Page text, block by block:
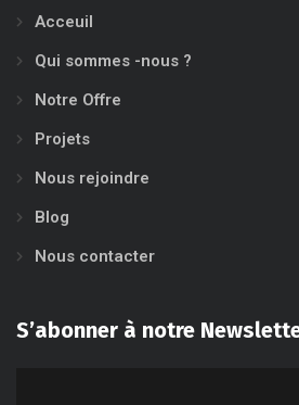
Acceuil
Qui sommes -nous ?
Notre Offre
Projets
Nous rejoindre
Blog
Nous contacter
S’abonner à notre